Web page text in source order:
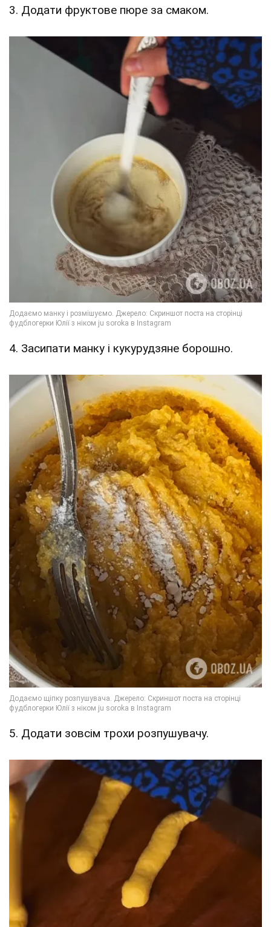
3. Додати фруктове пюре за смаком.
4. Засипати манку і кукурудзяне борошно.
5. Додати зовсім трохи розпушувачу.